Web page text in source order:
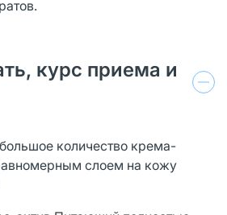
курс приема и
количество крема-
слоем на кожу